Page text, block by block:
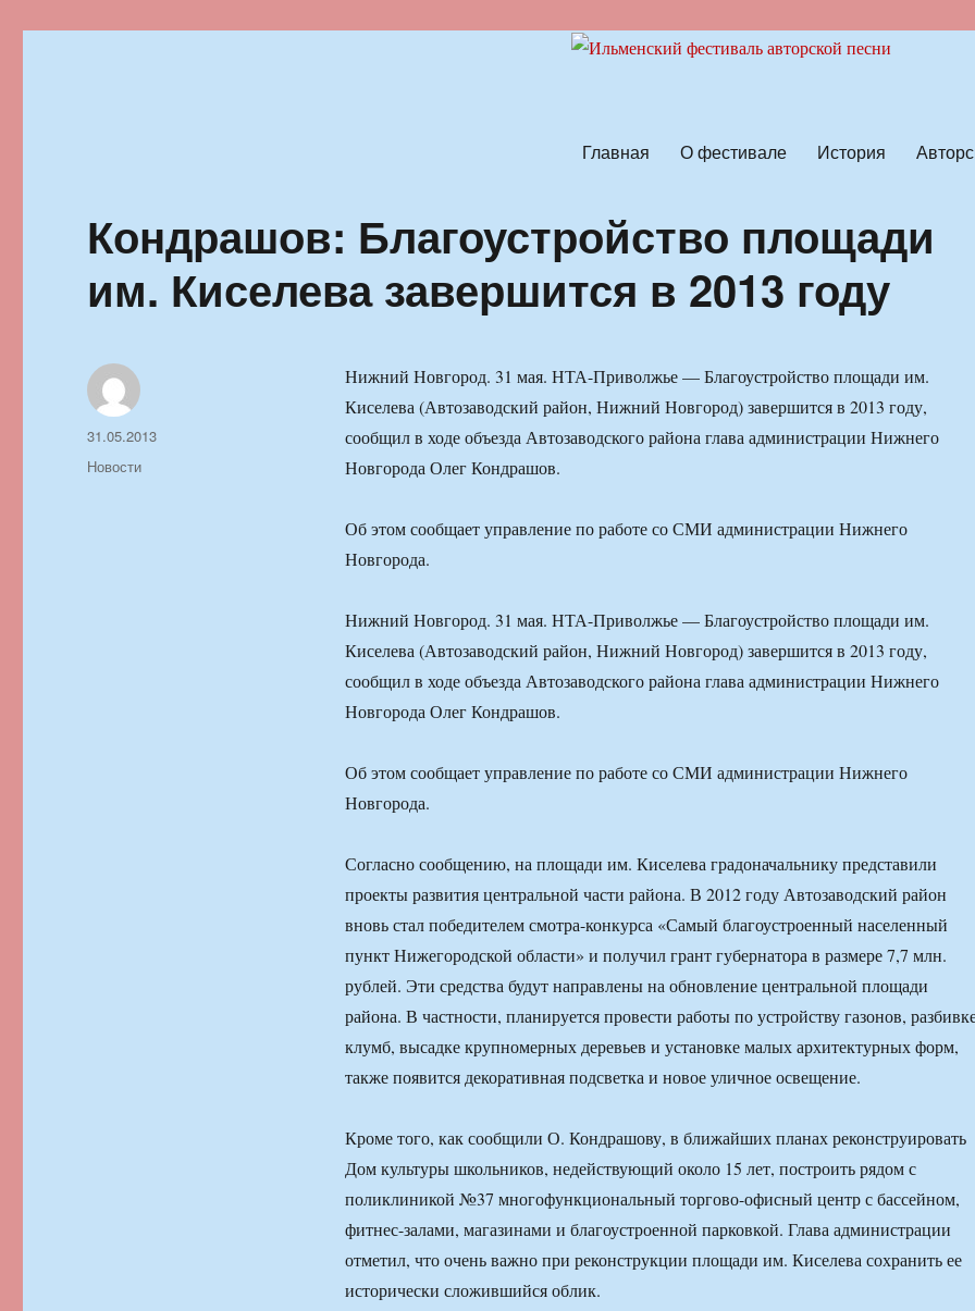
Главная О фестивале История
Кондрашов: Благоустройство площади
им. Киселева завершится в 2013 году
Нижний Новгород. 31 мая. НТА-Приволжье — Благоустройство площади им.
Киселева (Автозаводский район, Нижний Новгород) завершится в 2013 году,
сообщил в ходе объезда Автозаводского района глава администрации Нижнего
Новгорода Олег Кондрашов.
Об этом сообщает управление по работе со СМИ администрации Нижнего
Новгорода.
Нижний Новгород. 31 мая. НТА-Приволжье — Благоустройство площади им.
Киселева (Автозаводский район, Нижний Новгород) завершится в 2013 году,
сообщил в ходе объезда Автозаводского района глава администрации Нижнего
Новгорода Олег Кондрашов.
Об этом сообщает управление по работе со СМИ администрации Нижнего
Новгорода.
Согласно сообщению, на площади им. Киселева градоначальнику представили
проекты развития центральной части района. В 2012 году Автозаводский район
вновь стал победителем смотра-конкурса «Самый благоустроенный населенный
пункт Нижегородской области» и получил грант губернатора в размере 7,7 млн.
рублей. Эти средства будут направлены на обновление центральной площади
района. В частности, планируется провести работы по устройству газонов,
клумб, высадке крупномерных деревьев и установке малых архитектурных форм,
также появится декоративная подсветка и новое уличное освещение.
Кроме того, как сообщили О. Кондрашову, в ближайших планах реконструировать
Дом культуры школьников, недействующий около 15 лет, построить рядом с
поликлиникой №37 многофункциональный торгово-офисный центр с бассейном,
фитнес-залами, магазинами и благоустроенной парковкой. Глава администрации
отметил, что очень важно при реконструкции площади им. Киселева сохранить ее
исторически сложившийся облик.
Автор
Опубликовано
31.05.2013
Рубрики
Новости